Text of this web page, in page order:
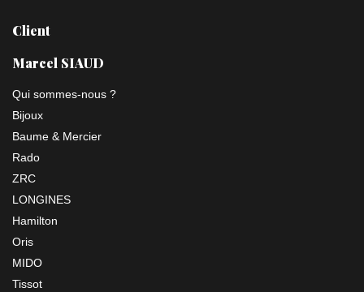
Client
Marcel SIAUD
Qui sommes-nous ?
Bijoux
Baume & Mercier
Rado
ZRC
LONGINES
Hamilton
Oris
MIDO
Tissot